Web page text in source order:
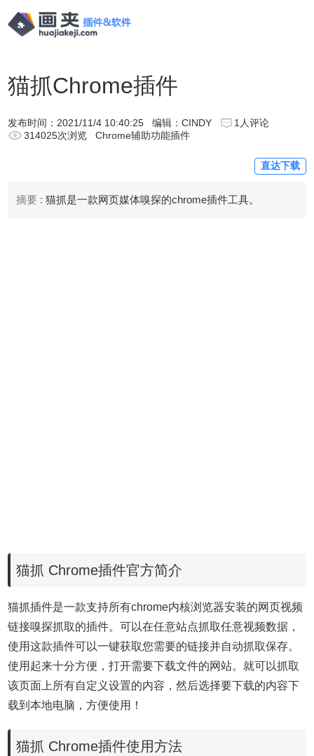
猫抓Chrome插件
发布时间： 2021/11/4 10:40:25 编辑：CINDY
1人评论
314025次浏览
Chrome辅助功能插件
直达下载
摘要 : 猫抓是一款网页媒体嗅探的chrome插件工具。
猫抓 Chrome插件官方简介
猫抓插件是一款支持所有chrome内核浏览器安装的网页视频
链接嗅探抓取的插件。可以在任意站点抓取任意视频数据，
使用这款插件可以一键获取您需要的链接并自动抓取保存。
使用起来十分方便，打开需要下载文件的网站。 就可以抓取
该页面上所有自定义设置的内容，然后选择要下载的内容下
载到本地电脑，方便使用！
猫抓 Chrome插件使用方法